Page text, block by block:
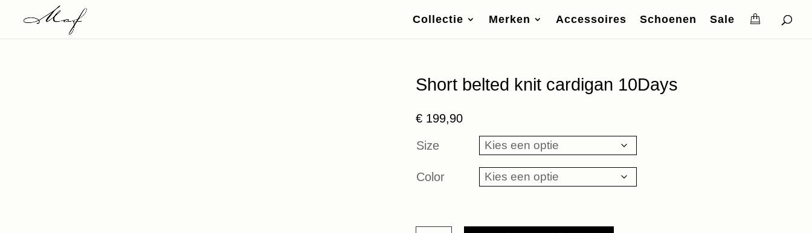
Collectie Merken Accessoires Schoenen Sale
Short belted knit cardigan 10Days
€ 199,90
Size
Color